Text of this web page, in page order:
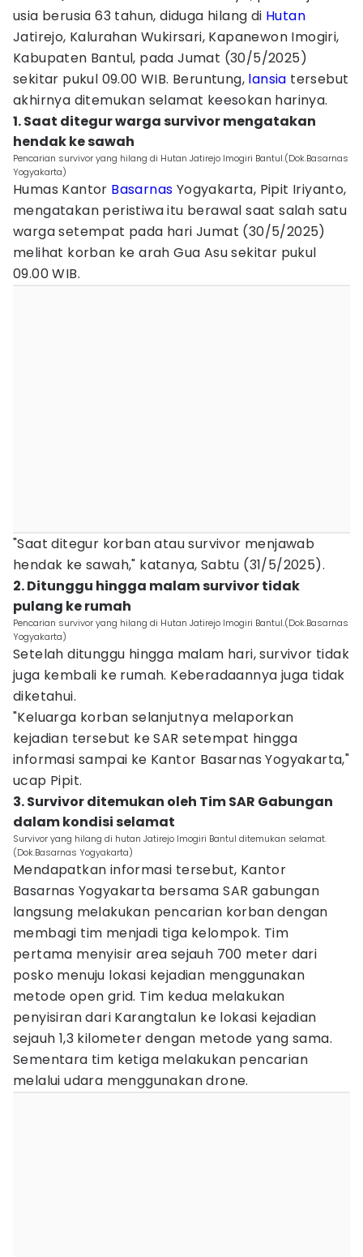
usia berusia 63 tahun, diduga hilang di Hutan
Jatirejo, Kalurahan Wukirsari, Kapanewon Imogiri,
Kabupaten Bantul, pada Jumat (30/5/2025)
sekitar pukul 09.00 WIB. Beruntung, lansia tersebut
akhirnya ditemukan selamat keesokan harinya.
1. Saat ditegur warga survivor mengatakan
hendak ke sawah
Pencarian survivor yang hilang di Hutan Jatirejo Imogiri Bantul.(Dok.Basarnas
Yogyakarta)
Humas Kantor Basarnas Yogyakarta, Pipit Iriyanto,
mengatakan peristiwa itu berawal saat salah satu
warga setempat pada hari Jumat (30/5/2025)
melihat korban ke arah Gua Asu sekitar pukul
09.00 WIB.
"Saat ditegur korban atau survivor menjawab
hendak ke sawah," katanya, Sabtu (31/5/2025).
2. Ditunggu hingga malam survivor tidak
pulang ke rumah
Pencarian survivor yang hilang di Hutan Jatirejo Imogiri Bantul.(Dok.Basarnas
Yogyakarta)
Setelah ditunggu hingga malam hari, survivor tidak
juga kembali ke rumah. Keberadaannya juga tidak
diketahui.
"Keluarga korban selanjutnya melaporkan
kejadian tersebut ke SAR setempat hingga
informasi sampai ke Kantor Basarnas Yogyakarta,"
ucap Pipit.
3. Survivor ditemukan oleh Tim SAR Gabungan
dalam kondisi selamat
Survivor yang hilang di hutan Jatirejo Imogiri Bantul ditemukan selamat.
(Dok.Basarnas Yogyakarta)
Mendapatkan informasi tersebut, Kantor
Basarnas Yogyakarta bersama SAR gabungan
langsung melakukan pencarian korban dengan
membagi tim menjadi tiga kelompok. Tim
pertama menyisir area sejauh 700 meter dari
posko menuju lokasi kejadian menggunakan
metode open grid. Tim kedua melakukan
penyisiran dari Karangtalun ke lokasi kejadian
sejauh 1,3 kilometer dengan metode yang sama.
Sementara tim ketiga melakukan pencarian
melalui udara menggunakan drone.